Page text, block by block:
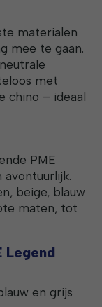
materialen
mee te gaan.
met
chino – ideaal
PME
avontuurlijk.
beige, blauw
maten, tot
Legend
en grijs